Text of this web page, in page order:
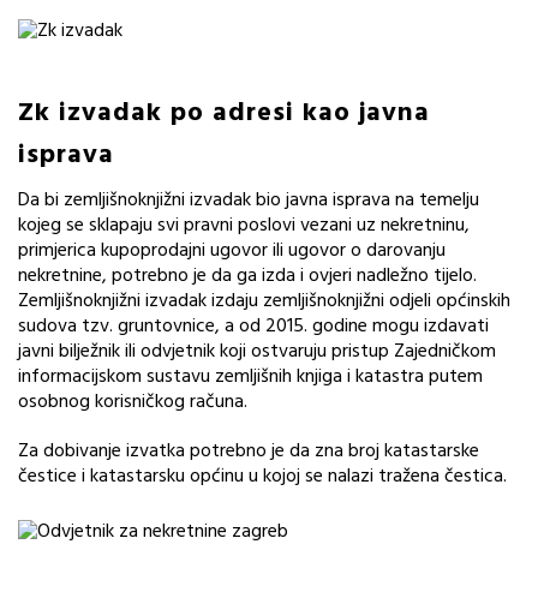
Zk izvadak po adresi kao javna
isprava
Da bi zemljišnoknjižni izvadak bio javna isprava na temelju
kojeg se sklapaju svi pravni poslovi vezani uz nekretninu,
primjerica kupoprodajni ugovor ili ugovor o darovanju
nekretnine, potrebno je da ga izda i ovjeri nadležno tijelo.
Zemljišnoknjižni izvadak izdaju zemljišnoknjižni odjeli općinskih
sudova tzv. gruntovnice, a od 2015. godine mogu izdavati
javni bilježnik ili odvjetnik koji ostvaruju pristup Zajedničkom
informacijskom sustavu zemljišnih knjiga i katastra putem
osobnog korisničkog računa.
Za dobivanje izvatka potrebno je da zna broj katastarske
čestice i katastarsku općinu u kojoj se nalazi tražena čestica.